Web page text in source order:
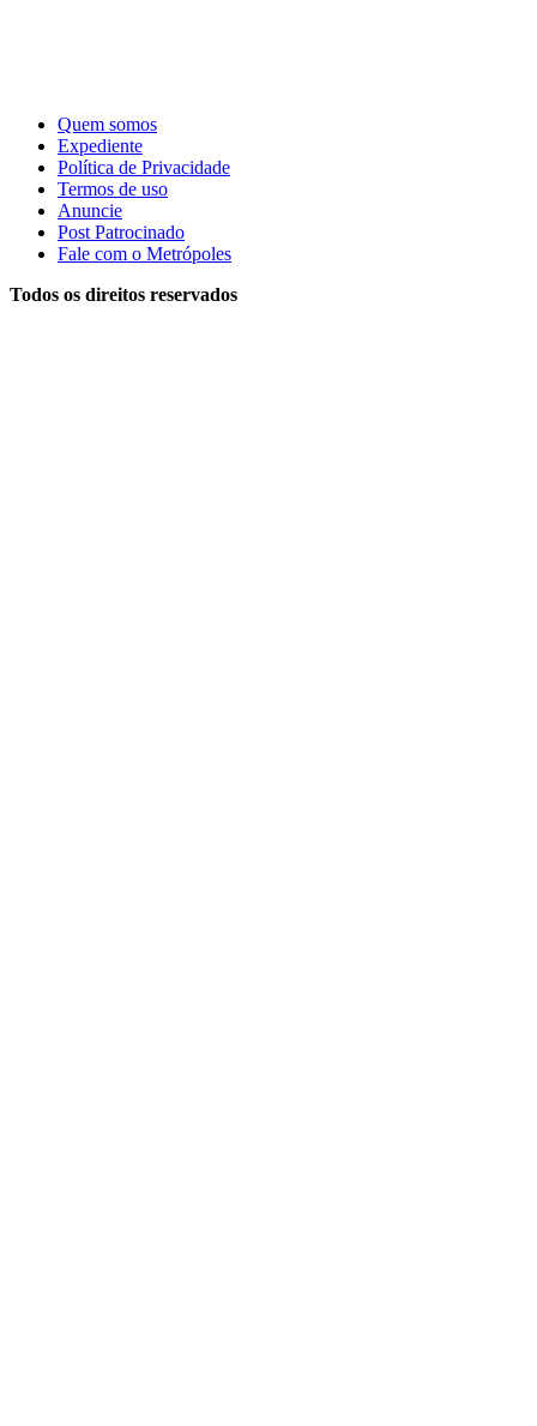
Quem somos
Expediente
Política de Privacidade
Termos de uso
Anuncie
Post Patrocinado
Fale com o Metrópoles
Todos os direitos reservados